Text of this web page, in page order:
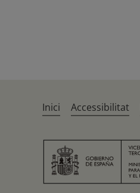
Inici Accessibilitat